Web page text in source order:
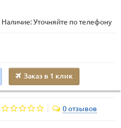
Наличие: Уточняйте по телефону
Заказ в 1 клик
0 отзывов